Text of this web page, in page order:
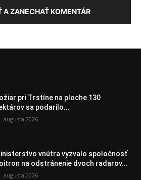
A ZANECHAŤ KOMENTÁR
pri Trstíne na ploche 130
sa podarilo...
augusta 2026
vnútra vyzvalo spoločnosť
na odstránenie dvoch radarov...
augusta 2026